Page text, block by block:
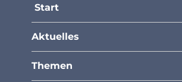
Start
Aktuelles
Themen